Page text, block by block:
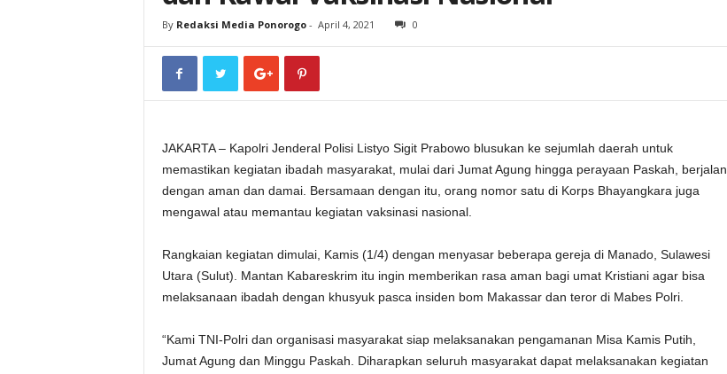
By Redaksi Media Ponorogo- April 4, 2021 0
JAKARTA – Kapolri Jenderal Polisi Listyo Sigit Prabowo blusukan ke sejumlah daerah untuk
memastikan kegiatan ibadah masyarakat, mulai dari Jumat Agung hingga perayaan Paskah, berjalan
dengan aman dan damai. Bersamaan dengan itu, orang nomor satu di Korps Bhayangkara juga
mengawal atau memantau kegiatan vaksinasi nasional.
Rangkaian kegiatan dimulai, Kamis (1/4) dengan menyasar beberapa gereja di Manado, Sulawesi
Utara (Sulut). Mantan Kabareskrim itu ingin memberikan rasa aman bagi umat Kristiani agar bisa
melaksanaan ibadah dengan khusyuk pasca insiden bom Makassar dan teror di Mabes Polri.
“Kami TNI-Polri dan organisasi masyarakat siap melaksanakan pengamanan Misa Kamis Putih,
Jumat Agung dan Minggu Paskah. Diharapkan seluruh masyarakat dapat melaksanakan kegiatan